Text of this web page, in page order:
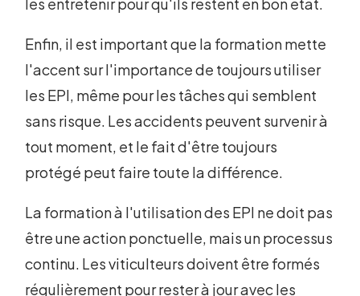
Enfin, il est important que la formation mette
l'accent sur l'importance de toujours utiliser
les EPI, même pour les tâches qui semblent
sans risque. Les accidents peuvent survenir à
tout moment, et le fait d'être toujours
protégé peut faire toute la différence.
La formation à l'utilisation des EPI ne doit pas
être une action ponctuelle, mais un processus
continu. Les viticulteurs doivent être formés
régulièrement pour rester à jour avec les